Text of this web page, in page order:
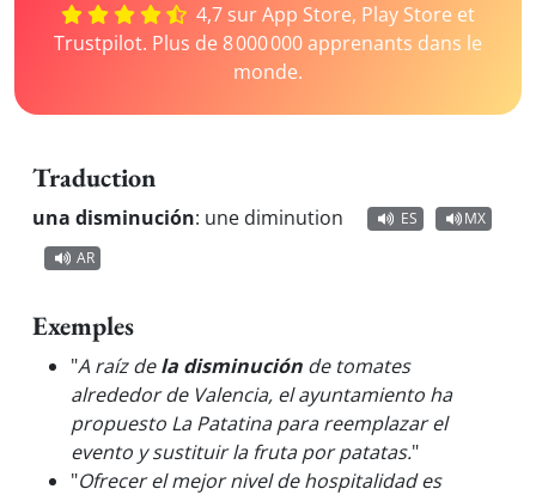
4,7 sur App Store, Play Store et
Trustpilot. Plus de 8 000 000 apprenants dans le
monde.
Traduction
una disminución: une diminution ES
MX
AR
Exemples
"A raíz dela disminución de tomates
alrededor de Valencia, el ayuntamiento ha
propuesto La Patatina para reemplazar el
evento y sustituir la fruta por patatas."
"Ofrecer el mejor nivel de hospitalidad es